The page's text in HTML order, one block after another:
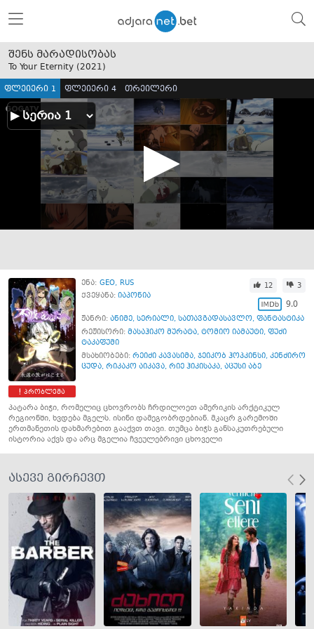
შენს მარადისობას
To Your Eternity (2021)
ფლეიერი 1 ფლეიერი 4 თრეილერი
პრობლემა
ენა: GEO RUS
ქვეყანა: იაპონია
12 3
9.0
ჟანრი: ანიმე, სერიალი, სათავგადასავლო, ფანტასტიკა
რეჟისორი: მასაჰიკო მურატა, ტომიო იამაუტი, ფუძი
ტაკაფუმი
მსახიობები: რეიძი კავასიმა, ჯეიკობ ჰოპკინსი, კენძირო
ცუდა, რიკაკო აიკავა, რიე ჰიკისაკა, აცუსი აბე
პატარა ბიჭი, რომელიც ცხოვრობს ჩრდილოეთ ამერიკის არქტიკულ
რეგიონში, ხვდება მგელს. ისინი დამეგობრდებიან. მკაცრ გარემოში
ერთმანეთის დახმარებით გააქვთ თავი. თუმცა ბიჭს განსაკუთრებული
ისტორია აქვს და არც მგელია ჩვეულებრივი ცხოველი
ასევე გირჩევთ